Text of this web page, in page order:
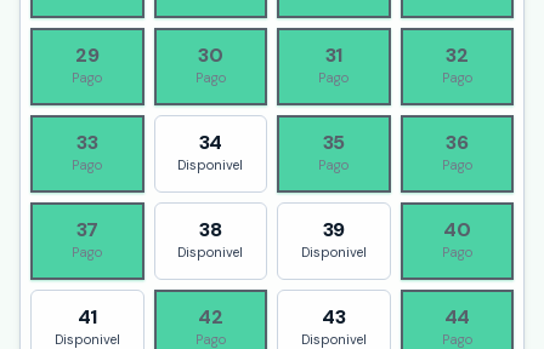
29
Pago
30
Pago
31
Pago
32
Pago
33
Pago
34
Disponivel
35
Pago
36
Pago
37
Pago
38
Disponivel
39
Disponivel
40
Pago
41
Disponivel
42
Pago
43
Disponivel
44
Pago